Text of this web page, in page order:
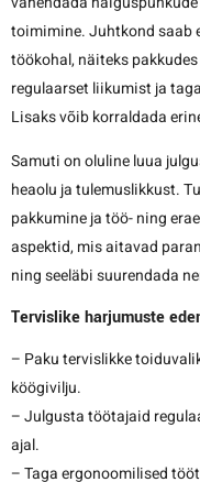
toimimine. Juhtkond saab
töökohal, näiteks
regulaarset liikumist ja
Lisaks võib korraldada
Samuti on oluline luua
heaolu ja tulemuslikkust.
pakkumine ja töö- ning
aspektid, mis aitavad
ning seeläbi suurendada
Tervislike harjumuste
– Paku tervislikke
köögivilju.
– Julgusta töötajaid
ajal.
– Taga ergonoomilised